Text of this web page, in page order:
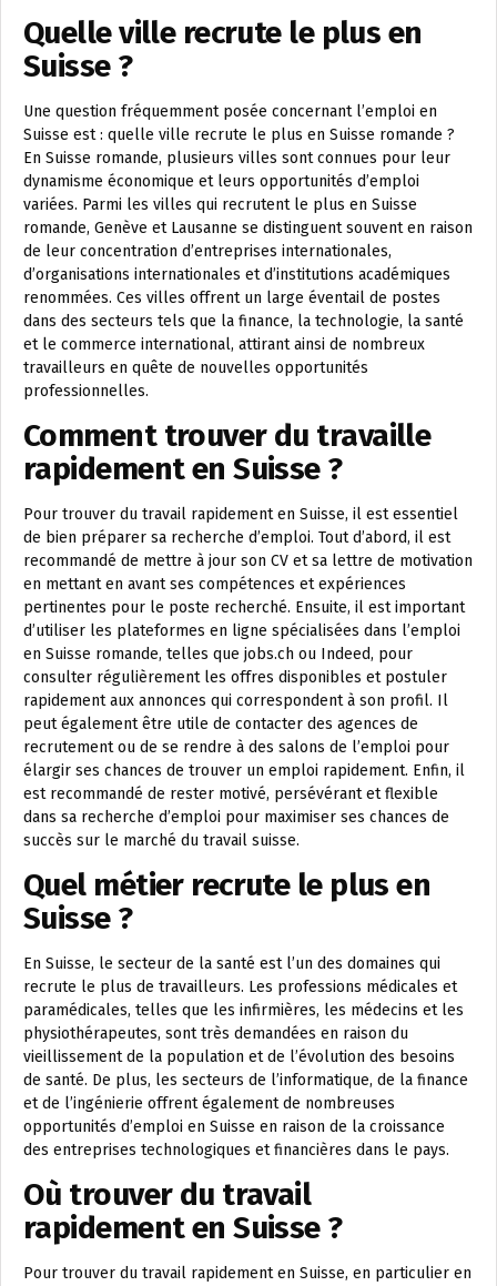
Quelle ville recrute le plus en
Suisse ?
Une question fréquemment posée concernant l’emploi en
Suisse est : quelle ville recrute le plus en Suisse romande ?
En Suisse romande, plusieurs villes sont connues pour leur
dynamisme économique et leurs opportunités d’emploi
variées. Parmi les villes qui recrutent le plus en Suisse
romande, Genève et Lausanne se distinguent souvent en raison
de leur concentration d’entreprises internationales,
d’organisations internationales et d’institutions académiques
renommées. Ces villes offrent un large éventail de postes
dans des secteurs tels que la finance, la technologie, la santé
et le commerce international, attirant ainsi de nombreux
travailleurs en quête de nouvelles opportunités
professionnelles.
Comment trouver du travaille
rapidement en Suisse ?
Pour trouver du travail rapidement en Suisse, il est essentiel
de bien préparer sa recherche d’emploi. Tout d’abord, il est
recommandé de mettre à jour son CV et sa lettre de motivation
en mettant en avant ses compétences et expériences
pertinentes pour le poste recherché. Ensuite, il est important
d’utiliser les plateformes en ligne spécialisées dans l’emploi
en Suisse romande, telles que jobs.ch ou Indeed, pour
consulter régulièrement les offres disponibles et postuler
rapidement aux annonces qui correspondent à son profil. Il
peut également être utile de contacter des agences de
recrutement ou de se rendre à des salons de l’emploi pour
élargir ses chances de trouver un emploi rapidement. Enfin, il
est recommandé de rester motivé, persévérant et flexible
dans sa recherche d’emploi pour maximiser ses chances de
succès sur le marché du travail suisse.
Quel métier recrute le plus en
Suisse ?
En Suisse, le secteur de la santé est l’un des domaines qui
recrute le plus de travailleurs. Les professions médicales et
paramédicales, telles que les infirmières, les médecins et les
physiothérapeutes, sont très demandées en raison du
vieillissement de la population et de l’évolution des besoins
de santé. De plus, les secteurs de l’informatique, de la finance
et de l’ingénierie offrent également de nombreuses
opportunités d’emploi en Suisse en raison de la croissance
des entreprises technologiques et financières dans le pays.
Où trouver du travail
rapidement en Suisse ?
Pour trouver du travail rapidement en Suisse, en particulier en